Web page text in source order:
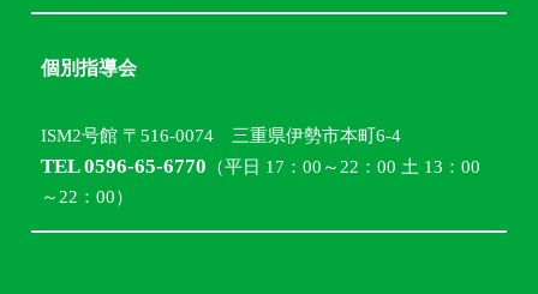
個別指導会
ISM2号館 〒516-0074 三重県伊勢市本町6-4
TEL 0596-65-6770 （平日 17：00～22：00 土 13：00
～22：00）